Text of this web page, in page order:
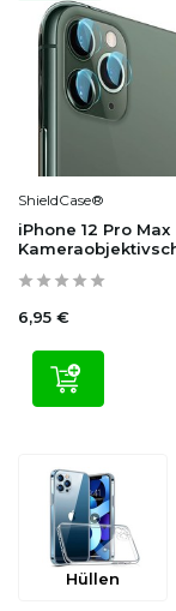
ShieldCase®
iPhone 12 Pro Max
6,95 €
Hüllen